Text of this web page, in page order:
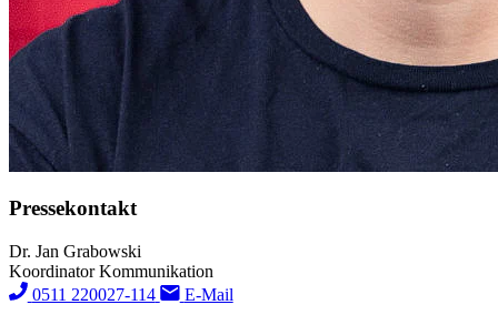
Pressekontakt
Dr. Jan Grabowski
Koordinator Kommunikation
0511 220027-114
E-Mail